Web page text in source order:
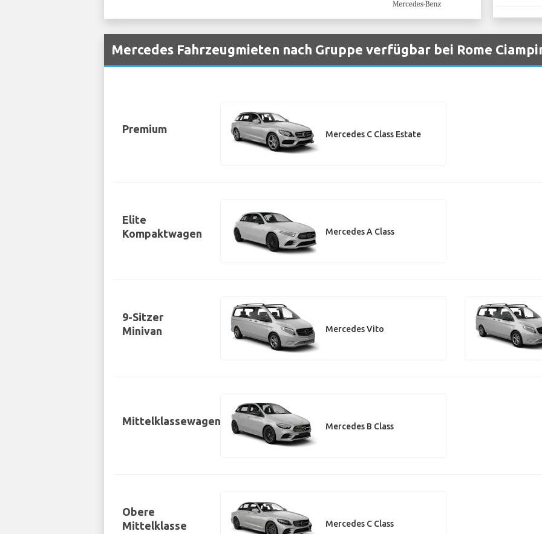
Mercedes Fahrzeugmieten nach Gruppe verfügbar bei Rome
Premium Mercedes C Class Estate
Elite
Kompaktwagen
Mercedes A Class
9-Sitzer
Minivan
Mercedes Vito
Mittelklassewagen Mercedes B Class
Obere
Mittelklasse
Mercedes C Class